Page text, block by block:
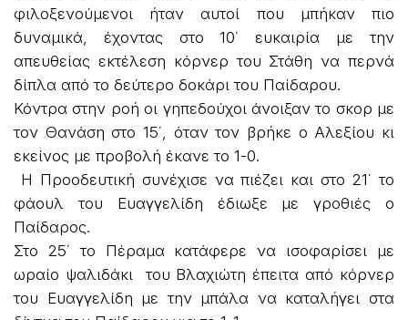
φιλοξενούμενοι ήταν αυτοί που μπήκαν πιο
δυναμικά, έχοντας στο 10΄ ευκαιρία με την
απευθείας εκτέλεση κόρνερ του Στάθη να περνά
δίπλα από το δεύτερο δοκάρι του Παίδαρου.
Κόντρα στην ροή οι γηπεδούχοι άνοιξαν το σκορ με
τον Θανάση στο 15΄, όταν τον βρήκε ο Αλεξίου κι
εκείνος με προβολή έκανε το 1-0.
Η Προοδευτική συνέχισε να πιέζει και στο 21΄ το
φάουλ του Ευαγγελίδη έδιωξε με γροθιές ο
Παίδαρος.
Στο 25΄ το Πέραμα κατάφερε να ισοφαρίσει με
ωραίο ψαλιδάκι του Βλαχιώτη έπειτα από κόρνερ
του Ευαγγελίδη με την μπάλα να καταλήγει στα